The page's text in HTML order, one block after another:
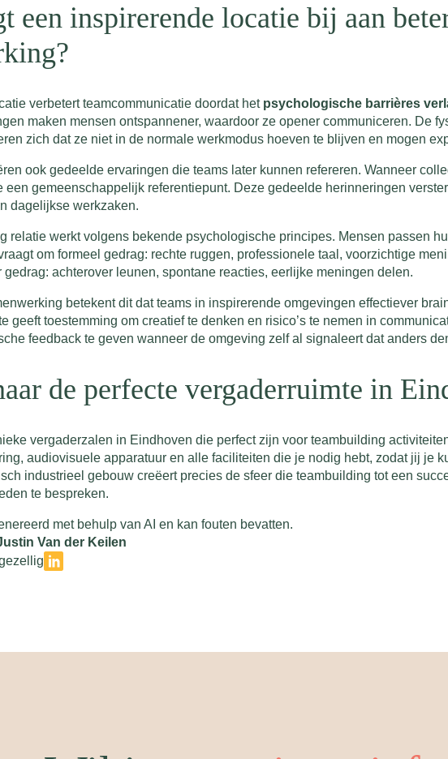
een inspirerende locatie bij aan
verbetert teamcommunicatie doordat het psychologische barrières
maken mensen ontspannener, waardoor ze opener communiceren. De
zich dat ze niet in de normale werkmodus hoeven te blijven en mogen
ook gedeelde ervaringen die teams later kunnen refereren. Wanneer
een gemeenschappelijk referentiepunt. Deze gedeelde herinneringen
dagelijkse werkzaken.
relatie werkt volgens bekende psychologische principes. Mensen passen
om formeel gedrag: rechte ruggen, professionele taal, voorzichtige
gedrag: achterover leunen, spontane reacties, eerlijke meningen delen.
betekent dit dat teams in inspirerende omgevingen effectiever
geeft toestemming om creatief te denken en risico’s te nemen in
feedback te geven wanneer de omgeving zelf al signaleert dat anders
de perfecte vergaderruimte in
vergaderzalen in Eindhoven die perfect zijn voor teambuilding
audiovisuele apparatuur en alle faciliteiten die je nodig hebt, zodat jij je
industrieel gebouw creëert precies de sfeer die teambuilding tot een
te bespreken.
met behulp van AI en kan fouten bevatten.
Van der Keilen